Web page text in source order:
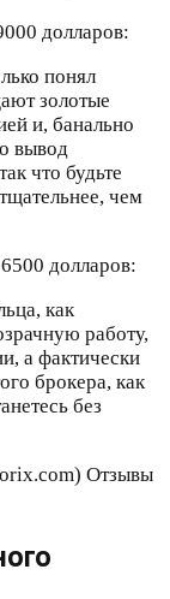
долларов:
понял
золотые
и, банально
вывод
что будьте
чем
долларов:
как
работу,
а фактически
брокера, как
без